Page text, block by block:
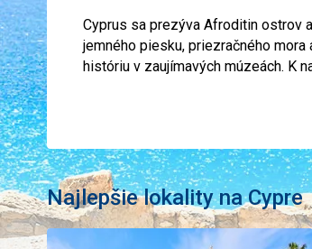
Cyprus sa prezýva Afroditin ostrov
jemného piesku, priezračného
históriu v zaujímavých múzeách. K
Najlepšie lokality na Cypre